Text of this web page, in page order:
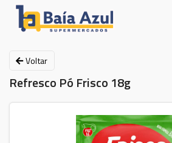
Voltar
Refresco Pó Frisco 18g